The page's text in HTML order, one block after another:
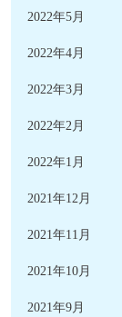
2022年5月
2022年4月
2022年3月
2022年2月
2022年1月
2021年12月
2021年11月
2021年10月
2021年9月